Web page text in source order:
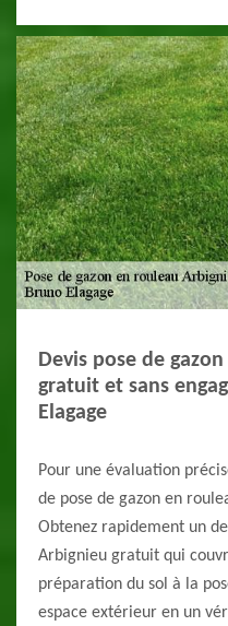
Devis pose de
gratuit et sans
Elagage
Pour une évaluation
de pose de gazon en
Obtenez rapidement un
Arbignieu gratuit qui
préparation du sol à la
espace extérieur en un